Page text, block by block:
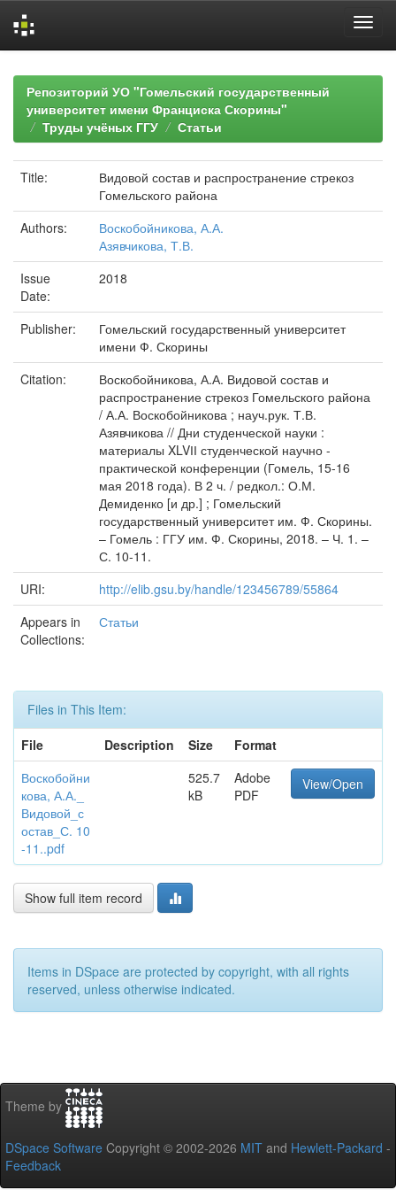
navigationРепозиторий УО "Гомельский государственный
университет имени Франциска Скорины"
Труды учёных ГГУ
Статьи
Title:
Видовой состав и распространение стрекоз
Гомельского района
Authors:
Воскобойникова, А.А.
Азявчикова, Т.В.
Issue
Date:
2018
Publisher:
Гомельский государственный университет
имени Ф. Скорины
Citation:
Воскобойникова, А.А. Видовой состав и
распространение стрекоз Гомельского района
/ А.А. Воскобойникова ; науч.рук. Т.В.
Азявчикова // Дни студенческой науки :
материалы XLVІІ студенческой научно -
практической конференции (Гомель, 15-16
мая 2018 года). В 2 ч. / редкол.: О.М.
Демиденко [и др.] ; Гомельский
государственный университет им. Ф. Скорины.
– Гомель : ГГУ им. Ф. Скорины, 2018. – Ч. 1. –
С. 10-11.
URI:
http://elib.gsu.by/handle/123456789/55864
Appears in
Collections:
Статьи
Files in This Item:
File
Description Size
Format
Воскобойни
кова, А.А._
Видовой_с
остав_С. 10
-11..pdf
525.7
kB
Adobe
PDF
View/Open
Show full item record
Items in DSpace are protected by copyright, with all rights
reserved, unless otherwise indicated.
Theme by
DSpace Software Copyright © 2002-2026 MIT and Hewlett-Packard -
Feedback